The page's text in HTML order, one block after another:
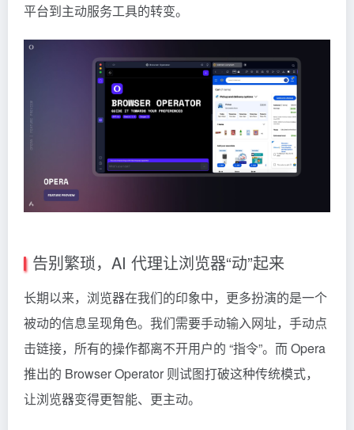
平台到主动服务工具的转变。
告别繁琐，AI 代理让浏览器“动”起来
长期以来，浏览器在我们的印象中，更多扮演的是一个
被动的信息呈现角色。我们需要手动输入网址，手动点
击链接，所有的操作都离不开用户的 “指令”。而 Opera
推出的 Browser Operator 则试图打破这种传统模式，
让浏览器变得更智能、更主动。